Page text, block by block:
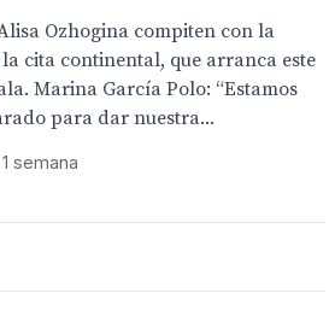
Ozhogina compiten con la
cita continental, que arranca este
Marina García Polo: “Estamos
para dar nuestra...
semana